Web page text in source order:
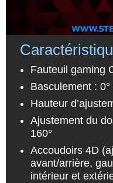
Fauteuil gaming
Basculement :
Hauteur
Ajustement du
160°
Accoudoirs 4D
avant/arrière,
intérieur et